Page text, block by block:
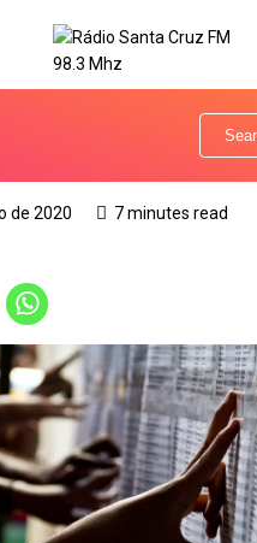
de 2020 7 minutes read